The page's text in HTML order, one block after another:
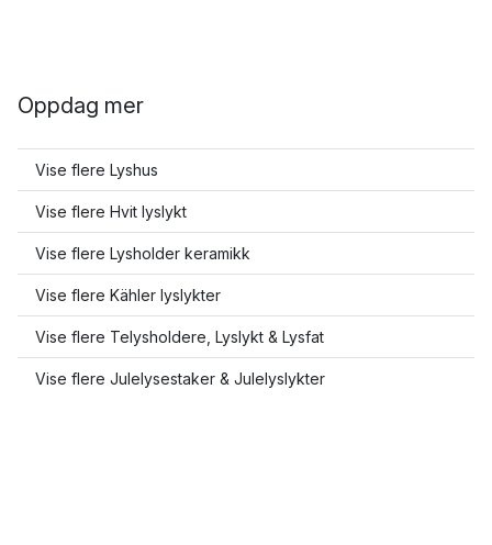
Oppdag mer
Vise flere Lyshus
Vise flere Hvit lyslykt
Vise flere Lysholder keramikk
Vise flere Kähler lyslykter
Vise flere Telysholdere, Lyslykt & Lysfat
Vise flere Julelysestaker & Julelyslykter